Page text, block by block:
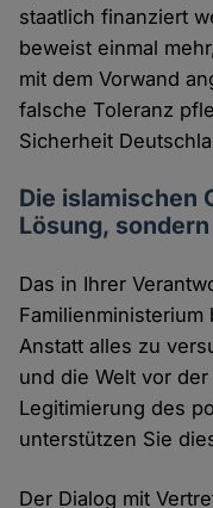
staatlich finanziert
beweist einmal
mit dem Vorwand
falsche Toleranz
Sicherheit
Die islamischen
Lösung,
Das in Ihrer
Anstatt alles zu
und die Welt vor
Legitimierung des
unterstützen Sie
Der Dialog mit